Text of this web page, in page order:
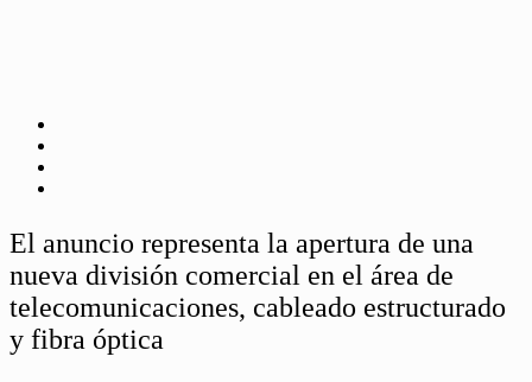
El anuncio representa la apertura de una
nueva división comercial en el área de
telecomunicaciones, cableado estructurado
y fibra óptica